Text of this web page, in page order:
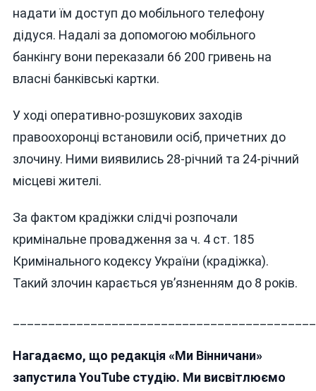
надати їм доступ до мобільного телефону
дідуся. Надалі за допомогою мобільного
банкінгу вони переказали 66 200 гривень на
власні банківські картки.
У ході оперативно-розшукових заходів
правоохоронці встановили осіб, причетних до
злочину. Ними виявились 28-річний та 24-річний
місцеві жителі.
За фактом крадіжки слідчі розпочали
кримінальне провадження за ч. 4 ст. 185
Кримінального кодексу України (крадіжка).
Такий злочин карається ув’язненням до 8 років.
Нагадаємо, що редакція «Ми Вінничани»
запустила YouTube студію. Ми висвітлюємо